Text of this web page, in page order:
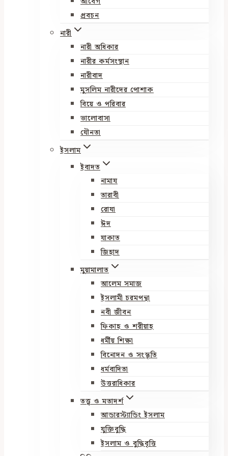
প্রবচন
নারী
নারী অধিকার
নারীর কর্মসংস্থান
নারীবাদ
মুসলিম নারীদের পোশাক
বিয়ে ও পরিবার
ভালোবাসা
যৌনতা
ইসলাম
ইবাদত
নামায
তারাবী
রোযা
ঈদ
যাকাত
জিহাদ
মুয়ামালাত
আলেম সমাজ
ইসলামী চরমপন্থা
নবী জীবন
ফিকাহ ও শরীয়াহ
ধর্মীয় শিক্ষা
বিনোদন ও সংস্কৃতি
ধর্মবাদিতা
উত্তরাধিকার
তত্ত্ব ও মতাদর্শ
আন্ডারস্ট্যান্ডিং ইসলাম
যুক্তিবুদ্ধি
ইসলাম ও বুদ্ধিবৃত্তি